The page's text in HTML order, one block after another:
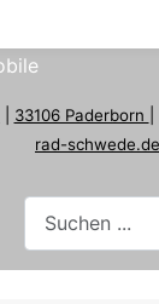
33106 Paderborn
rad-schwede.de